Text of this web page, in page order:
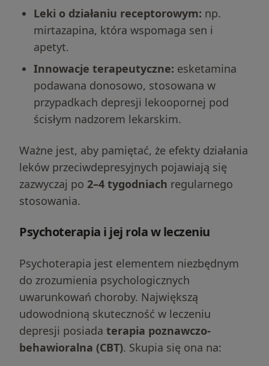
Leki o działaniu receptorowym: np.
mirtazapina, która wspomaga sen i
apetyt.
Innowacje terapeutyczne: esketamina
podawana donosowo, stosowana w
przypadkach depresji lekoopornej pod
ścisłym nadzorem lekarskim.
Ważne jest, aby pamiętać, że efekty działania
leków przeciwdepresyjnych pojawiają się
zazwyczaj po 2–4 tygodniach regularnego
stosowania.
Psychoterapia i jej rola w leczeniu
Psychoterapia jest elementem niezbędnym
do zrozumienia psychologicznych
uwarunkowań choroby. Największą
udowodnioną skuteczność w leczeniu
depresji posiada terapia poznawczo-
behawioralna (CBT). Skupia się ona na: